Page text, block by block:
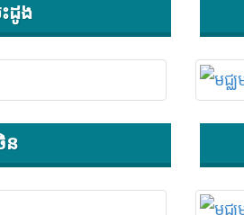
ដូង
ន